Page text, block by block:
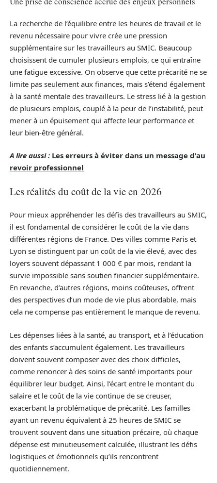
La recherche de l’équilibre entre les heures de travail et le
revenu nécessaire pour vivre crée une pression
supplémentaire sur les travailleurs au SMIC. Beaucoup
choisissent de cumuler plusieurs emplois, ce qui entraîne
une fatigue excessive. On observe que cette précarité ne se
limite pas seulement aux finances, mais s’étend également
à la santé mentale des travailleurs. Le stress lié à la gestion
de plusieurs emplois, couplé à la peur de l’instabilité, peut
mener à un épuisement qui affecte leur performance et
leur bien-être général.
A lire aussi : Les erreurs à éviter dans un message d'au
revoir professionnel
Les réalités du coût de la vie en 2026
Pour mieux appréhender les défis des travailleurs au SMIC,
il est fondamental de considérer le coût de la vie dans
différentes régions de France. Des villes comme Paris et
Lyon se distinguent par un coût de la vie élevé, avec des
loyers souvent dépassant 1 000 € par mois, rendant la
survie impossible sans soutien financier supplémentaire.
En revanche, d’autres régions, moins coûteuses, offrent
des perspectives d’un mode de vie plus abordable, mais
cela ne compense pas entièrement le manque de revenu.
Les dépenses liées à la santé, au transport, et à l’éducation
des enfants s’accumulent également. Les travailleurs
doivent souvent composer avec des choix difficiles,
comme renoncer à des soins de santé importants pour
équilibrer leur budget. Ainsi, l’écart entre le montant du
salaire et le coût de la vie continue de se creuser,
exacerbant la problématique de précarité. Les familles
ayant un revenu équivalent à 25 heures de SMIC se
trouvent souvent dans une situation précaire, où chaque
dépense est minutieusement calculée, illustrant les défis
logistiques et émotionnels qu’ils rencontrent
quotidiennement.